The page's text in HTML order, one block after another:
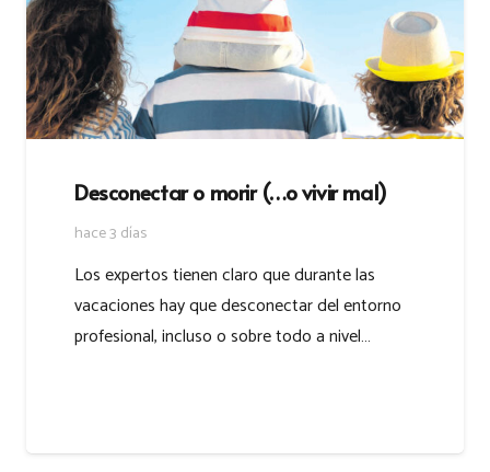
Desconectar o morir (…o vivir mal)
hace 3 días
Los expertos tienen claro que durante las
vacaciones hay que desconectar del entorno
profesional, incluso o sobre todo a nivel…